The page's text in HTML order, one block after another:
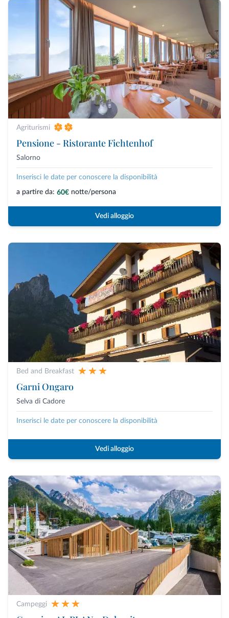
Agriturismi
Pensione - Ristorante Fichtenhof
Salorno
Inserisci le date per conoscere la disponibilità
a partire da: 60€ notte/persona
Vedi alloggio
Bed and Breakfast
Garni Ongaro
Selva di Cadore
Inserisci le date per conoscere la disponibilità
Vedi alloggio
Campeggi